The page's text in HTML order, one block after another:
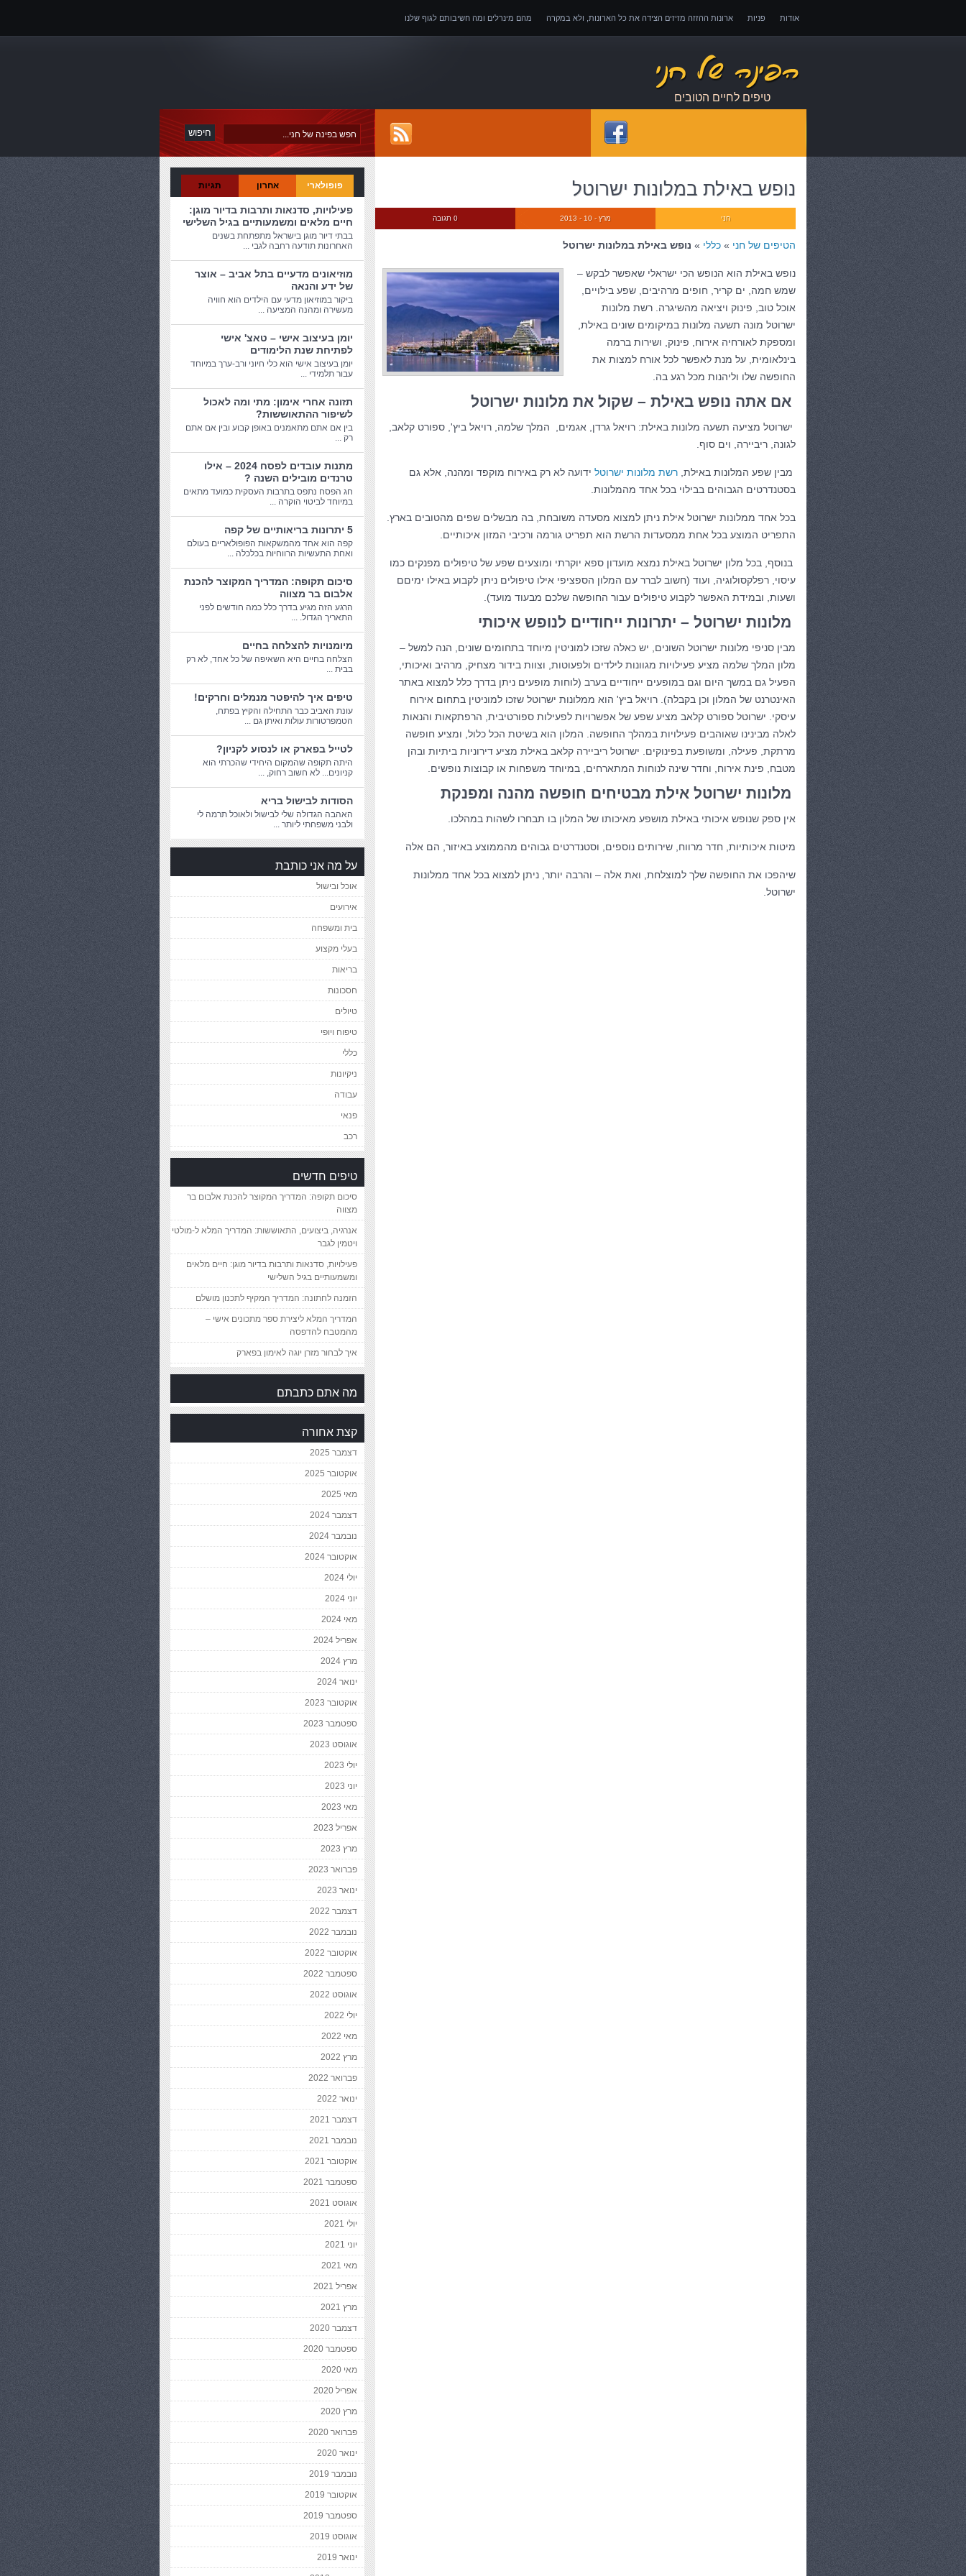
אודות פניות ארונות ההזזה מזיזים הצידה את כל הארונות, ולא במקרה מהם מינרלים ומה חשיבותם לגוף שלנו
אובדן כושר עבודה – כיצד לממש זכויות במקרה של אובדן כושר עבודה
טיפים לחיים הטובים
נופש באילת במלונות ישרוטל
0 תגובה מרץ - 10 - 2013 חני
הטיפים של חני » כללי » נופש באילת במלונות ישרוטל
נופש באילת הוא הנופש הכי ישראלי שאפשר לבקש –
שמש חמה, ים קריר, חופים מרהיבים, שפע בילויים,
אוכל טוב, פינוק ויציאה מהשיגרה. רשת מלונות
ישרוטל מונה תשעה מלונות במיקומים שונים באילת,
ומספקת לאורחיה אירוח, פינוק, ושירות ברמה
בינלאומית, על מנת לאפשר לכל אורח למצות את
החופשה שלו וליהנות מכל רגע בה.
אם אתה נופש באילת – שקול את מלונות ישרוטל
ישרוטל מציעה תשעה מלונות באילת: רויאל גרדן, אגמים, המלך שלמה, רויאל ביץ', ספורט קלאב,
לגונה, ריביירה, וים סוף.
מבין שפע המלונות באילת, רשת מלונות ישרוטל ידועה לא רק באירוח מוקפד ומהנה, אלא גם
בסטנדרטים הגבוהים בבילוי בכל אחד מהמלונות.
בכל אחד ממלונות ישרוטל אילת ניתן למצוא מסעדה משובחת, בה מבשלים שפים מהטובים בארץ.
התפריט המוצע בכל אחת ממסעדות הרשת הוא תפריט גורמה ורכיבי המזון איכותיים.
בנוסף, בכל מלון ישרוטל באילת נמצא מועדון ספא יוקרתי ומוצעים שפע של טיפולים מפנקים כמו
עיסוי, רפלקסולוגיה, ועוד (חשוב לברר עם המלון הספציפי אילו טיפולים ניתן לקבוע באילו ימיםם
ושעות, ובמידת האפשר לקבוע טיפולים עבור החופשה שלכם מבעוד מועד).
מלונות ישרוטל – יתרונות ייחודיים לנופש איכותי
מבין סניפי מלונות ישרוטל השונים, יש כאלה שזכו למוניטין מיוחד בתחומים שונים, הנה למשל –
מלון המלך שלמה מציע פעילויות מגוונות לילדים ולפעוטות, וצוות בידור מצחיק, מרהיב ואיכותי,
הפעיל גם במשך היום וגם במופעים ייחודיים בערב (לוחות מופעים ניתן בדרך כלל למצוא באתר
האינטרנט של המלון וכן בקבלה). רויאל ביץ' הוא ממלונות ישרוטל שזכו למוניטין בתחום אירוח
עיסקי. ישרוטל ספורט קלאב מציע שפע של אפשרויות לפעילות ספורטיבית, הרפתקאות והנאות
לאלה מבינינו שאוהבים פעילויות במהלך החופשה. המלון הוא בשיטת הכל כלול, ומציע חופשה
מרתקת, פעילה, ומשופעת בפינוקים. ישרוטל ריביירה קלאב באילת מציע דירוניות ביתיות ובהן
מטבח, פינת אירוח, וחדר שינה לנוחות המתארחים, במיוחד משפחות או קבוצות נופשים.
מלונות ישרוטל אילת מבטיחים חופשה מהנה ומפנקת
אין ספק שנופש איכותי באילת מושפע מאיכותו של המלון בו תבחרו לשהות במהלכו.
מיטות איכותיות, חדר מרווח, שירותים נוספים, וסטנדרטים גבוהים מהממוצע באיזור, הם אלה
שיהפכו את החופשה שלך למוצלחת, ואת אלה – והרבה יותר, ניתן למצוא בכל אחד ממלונות
ישרוטל.
פופולארי אחרון תגיות
פעילויות, סדנאות ותרבות בדיור מוגן:
חיים מלאים ומשמעותיים בגיל השלישי
בבתי דיור מוגן בישראל מתפתחת בשנים
האחרונות תודעה רחבה לגבי ...
מוזיאונים מדעיים בתל אביב – אוצר
של ידע והנאה
ביקור במוזיאון מדעי עם הילדים הוא חוויה
מעשירה ומהנה המציעה ...
יומן בעיצוב אישי – טאצ' אישי
לפתיחת שנת הלימודים
יומן בעיצוב אישי הוא כלי חיוני ורב-ערך במיוחד
עבור תלמידי ...
תזונה אחרי אימון: מתי ומה לאכול
לשיפור ההתאוששות?
בין אם אתם מתאמנים באופן קבוע ובין אם אתם
רק ...
מתנות עובדים לפסח 2024 – אילו
טרנדים מובילים השנה ?
חג הפסח נתפס בתרבות העסקית כמועד מתאים
במיוחד לביטוי הוקרה ...
5 יתרונות בריאותיים של קפה
קפה הוא אחד מהמשקאות הפופולאריים בעולם
ואחת התעשיות הרווחיות בכלכלה ...
סיכום תקופה: המדריך המקוצר להכנת
אלבום בר מצווה
הרגע הזה מגיע בדרך כלל כמה חודשים לפני
התאריך הגדול. ...
מיומנויות להצלחה בחיים
הצלחה בחיים היא השאיפה של כל אחד, לא רק
בבית ...
טיפים איך להיפטר מנמלים וחרקים!
עונת האביב כבר התחילה והקיץ בפתח,
הטמפרטורות עולות ואיתן גם ...
לטייל בפארק או לנסוע לקניון?
היתה תקופה שהמקום היחידי שהכרתי הוא
קניונים... לא חשוב רחוק, ...
הסודות לבישול בריא
האהבה הגדולה שלי לבישול ולאוכל תרמה לי
ולבני משפחתי ליותר ...
על מה אני כותבת
אוכל ובישול
אירועים
בית ומשפחה
בעלי מקצוע
בריאות
חסכונות
טיולים
טיפוח ויופי
כללי
ניקיונות
עבודה
פנאי
רכב
טיפים חדשים
סיכום תקופה: המדריך המקוצר להכנת אלבום בר
מצווה
אנרגיה, ביצועים, התאוששות: המדריך המלא ל-מולטי
ויטמין לגבר
פעילויות, סדנאות ותרבות בדיור מוגן: חיים מלאים
ומשמעותיים בגיל השלישי
הזמנה לחתונה: המדריך המקיף לתכנון מושלם
המדריך המלא ליצירת ספר מתכונים אישי –
מהמטבח להדפסה
איך לבחור מזרן יוגה לאימון בפארק
מה אתם כתבתם
קצת אחורה
דצמבר 2025
אוקטובר 2025
מאי 2025
דצמבר 2024
נובמבר 2024
אוקטובר 2024
יולי 2024
יוני 2024
מאי 2024
אפריל 2024
מרץ 2024
ינואר 2024
אוקטובר 2023
ספטמבר 2023
אוגוסט 2023
יולי 2023
יוני 2023
מאי 2023
אפריל 2023
מרץ 2023
פברואר 2023
ינואר 2023
דצמבר 2022
נובמבר 2022
אוקטובר 2022
ספטמבר 2022
אוגוסט 2022
יולי 2022
מאי 2022
מרץ 2022
פברואר 2022
ינואר 2022
דצמבר 2021
נובמבר 2021
אוקטובר 2021
ספטמבר 2021
אוגוסט 2021
יולי 2021
יוני 2021
מאי 2021
אפריל 2021
מרץ 2021
דצמבר 2020
ספטמבר 2020
מאי 2020
אפריל 2020
מרץ 2020
פברואר 2020
ינואר 2020
נובמבר 2019
אוקטובר 2019
ספטמבר 2019
אוגוסט 2019
ינואר 2019